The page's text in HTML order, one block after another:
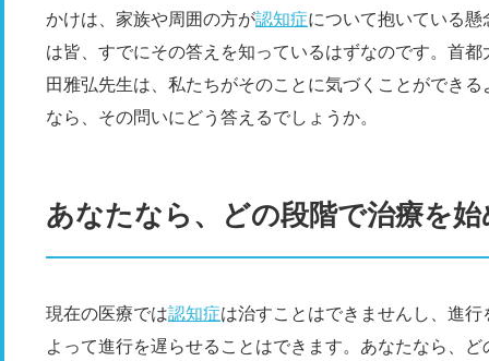
かけは、家族や周囲の方が認知症について抱いている
は皆、すでにその答えを知っているはずなのです。首
田雅弘先生は、私たちがそのことに気づくことができ
なら、その問いにどう答えるでしょうか。
あなたなら、どの段階で治療を
現在の医療では認知症は治すことはできませんし、進
よって進行を遅らせることはできます。あなたなら、